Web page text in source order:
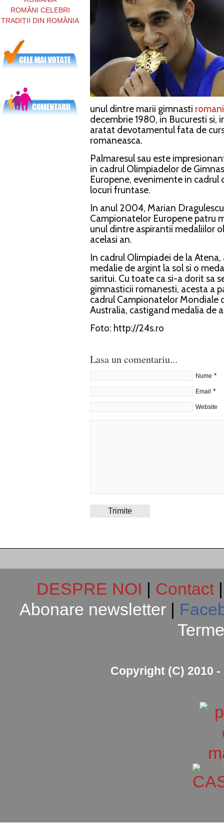
unul dintre marii gimnasti romani
decembrie 1980, in Bucuresti si,
aratat devotamentul fata de
romaneasca.
Palmaresul sau este
in cadrul Olimpiadelor de
Europene, evenimente in cadrul
locuri fruntase.
In anul 2004, Marian
Campionatelor Europene patru
unul dintre aspirantii medaliilor
acelasi an.
In cadrul Olimpiadei de la
medalie de argint la sol si o
saritui. Cu toate ca si-a dorit sa
gimnasticii romanesti, acesta a
cadrul Campionatelor Mondiale
Australia, castigand medalia de
Foto: http://24s.ro
Lasa un comentariu...
Nume *
Email *
Website
ROMÂNI CELEBRI
TRADIȚII DIN ROMÂNIA
DESPRE NOI | Contact
Abonare newsletter |
Copyright (C) 2010